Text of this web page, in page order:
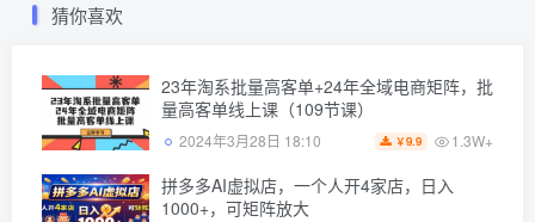
猜你喜欢
23年淘系批量高客单+24年全域电商矩阵，批
量高客单线上课（109节课）
2024年3月28日 18:10 ￥9.9 1.3W+
拼多多AI虚拟店，一个人开4家店，日入
1000+，可矩阵放大